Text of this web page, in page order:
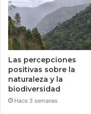
Las percepciones
positivas sobre la
naturaleza y la
biodiversidad
Hace 3 semanas